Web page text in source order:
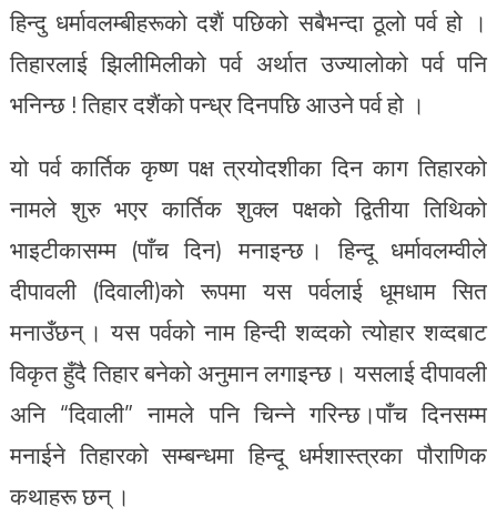
हिन्दु धर्मावलम्बीहरूको दशैं पछिको सबैभन्दा ठूलो पर्व हो ।
तिहारलाई झिलीमिलीको पर्व अर्थात उज्यालोको पर्व पनि
भनिन्छ ! तिहार दशैंको पन्ध्र दिनपछि आउने पर्व हो ।
यो पर्व कार्तिक कृष्ण पक्ष त्रयोदशीका दिन काग तिहारको
नामले शुरु भएर कार्तिक शुक्ल पक्षको द्वितीया तिथिको
भाइटीकासम्म (पाँच दिन) मनाइन्छ । हिन्दू धर्मावलम्वीले
दीपावली (दिवाली)को रूपमा यस पर्वलाई धूमधाम सित
मनाउँछन् । यस पर्वको नाम हिन्दी शव्दको त्योहार शव्दबाट
विकृत हुँदै तिहार बनेको अनुमान लगाइन्छ। यसलाई दीपावली
अनि “दिवाली” नामले पनि चिन्ने गरिन्छ।पाँच दिनसम्म
मनाईने तिहारको सम्बन्धमा हिन्दू धर्मशास्त्रका पौराणिक
कथाहरू छन् ।